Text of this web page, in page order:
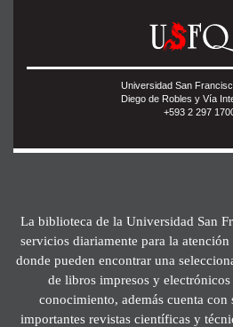
Universidad San
Diego de Robles y Vía
+593 2 297
La biblioteca de la Universidad San
servicios diariamente para la
donde pueden encontrar una
de libros impresos y electrónicos
conocimiento, además cuenta con
importantes revistas científicas y